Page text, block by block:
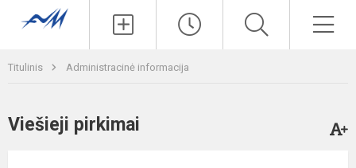
Titulinis Administracinė informacija
Viešieji pirkimai